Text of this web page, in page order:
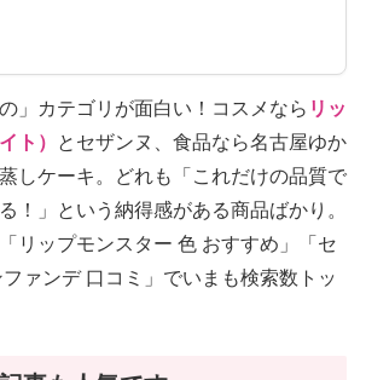
の」カテゴリが面白い！コスメなら リッ
ト）
とセザンヌ、食品なら名古屋ゆか
しケーキ。どれも「これだけの品質で
！」という納得感がある商品ばかり。
リップモンスター 色 おすすめ」「セ
ァンデ 口コミ」でいまも検索数トッ